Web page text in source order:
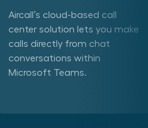
Aircall’s cloud-based call
center solution lets you make
calls directly from chat
conversations within
Microsoft Teams.